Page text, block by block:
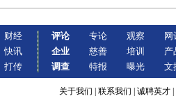
财经
快讯
打传
评论
企业
调查
专论
慈善
特报
观察
培训
曝光
网
产
文
关于我们 联系我们 诚聘英才